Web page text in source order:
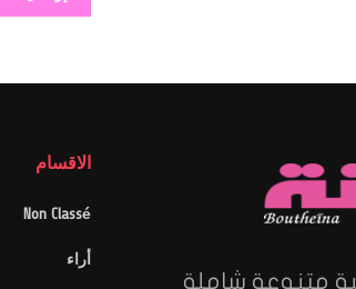
متنوعة شاملة
الاقسام
Non Classé
أراء